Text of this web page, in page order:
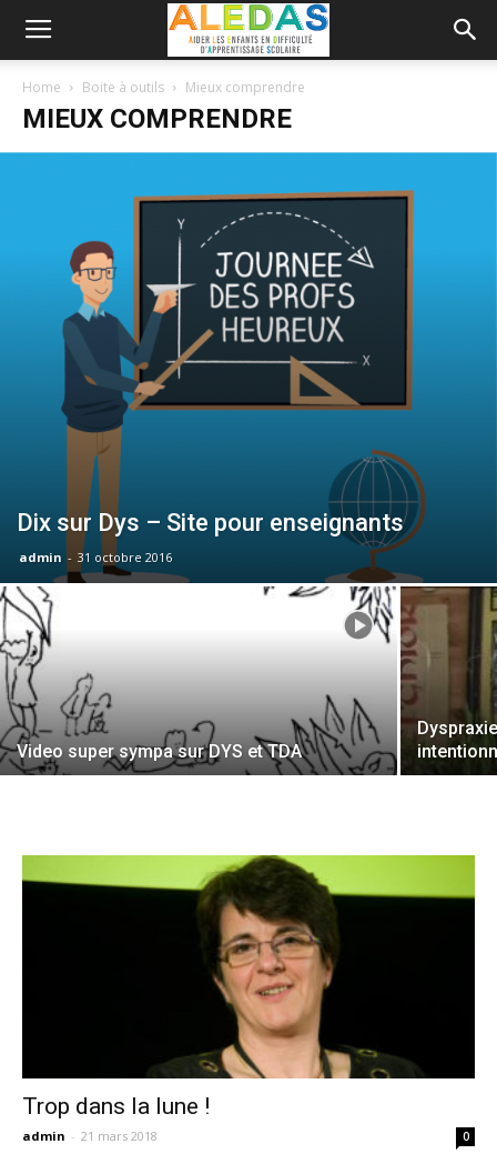
Home Boite à outils Mieux comprendre
MIEUX COMPRENDRE
Dix sur Dys – Site pour enseignants
admin - 31 octobre 2016
Video super sympa sur DYS et TDA
Trop dans la lune !
admin - 21 mars 2018 0